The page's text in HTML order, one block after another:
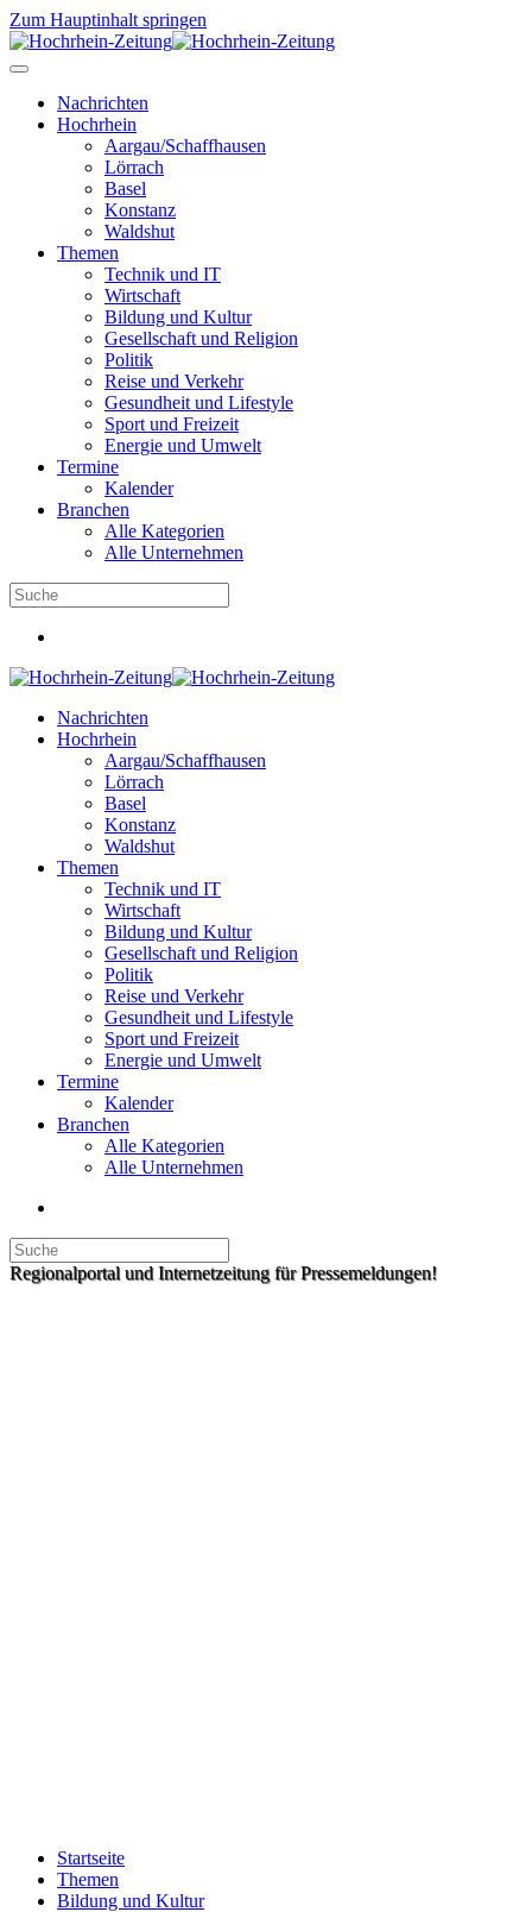
Zum Hauptinhalt springen
Nachrichten
Hochrhein
Aargau/Schaffhausen
Lörrach
Basel
Konstanz
Waldshut
Themen
Technik und IT
Wirtschaft
Bildung und Kultur
Gesellschaft und Religion
Politik
Reise und Verkehr
Gesundheit und Lifestyle
Sport und Freizeit
Energie und Umwelt
Termine
Kalender
Branchen
Alle Kategorien
Alle Unternehmen
Nachrichten
Hochrhein
Aargau/Schaffhausen
Lörrach
Basel
Konstanz
Waldshut
Themen
Technik und IT
Wirtschaft
Bildung und Kultur
Gesellschaft und Religion
Politik
Reise und Verkehr
Gesundheit und Lifestyle
Sport und Freizeit
Energie und Umwelt
Termine
Kalender
Branchen
Alle Kategorien
Alle Unternehmen
Regionalportal und Internetzeitung für Pressemeldungen!
Startseite
Themen
Bildung und Kultur